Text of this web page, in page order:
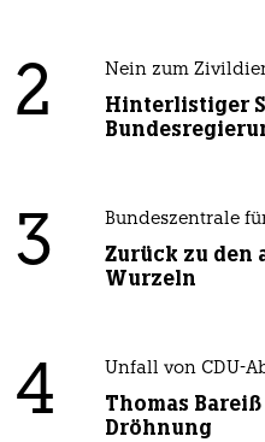
2 Nein zum
Hinterlistiger
3 Bundeszentrale
Zurück zu
Wurzeln
4 Unfall von CDU-
Thomas
Dröhnung